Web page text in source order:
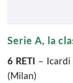
Serie A, la
6 RETI – Icardi
(Milan)